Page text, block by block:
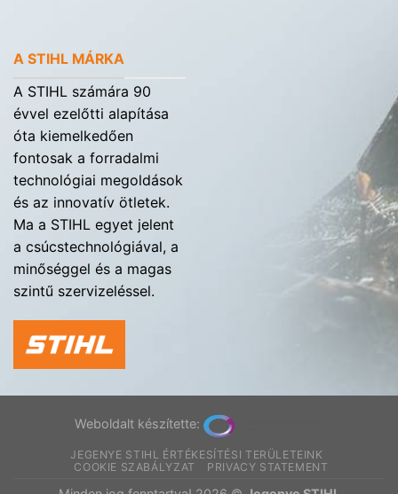
A STIHL MÁRKA
A STIHL számára 90
évvel ezelőtti alapítása
óta kiemelkedően
fontosak a forradalmi
technológiai megoldások
és az innovatív ötletek.
Ma a STIHL egyet jelent
a csúcstechnológiával, a
minőséggel és a magas
szintű szervizeléssel.
Weboldalt készítette:
JEGENYE STIHL ÉRTÉKESÍTÉSI TERÜLETEINK
COOKIE SZABÁLYZAT
PRIVACY STATEMENT